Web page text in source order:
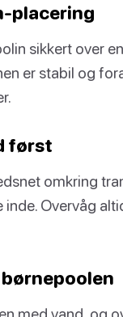
placering
sikkert over
er stabil og
først
omkring
Overvåg
med vand, og